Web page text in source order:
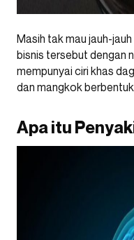
Masih tak mau jauh-
bisnis tersebut dengan
mempunyai ciri khas
dan mangkok
Apa itu